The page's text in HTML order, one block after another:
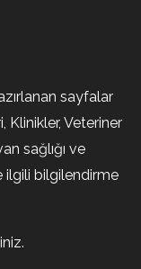
sayfalar
Klinikler, Veteriner
sağlığı ve
ilgili bilgilendirme